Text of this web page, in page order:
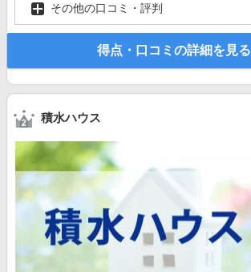
その他の口コミ・評判
得点・口コミの詳細を見る
積水ハウス